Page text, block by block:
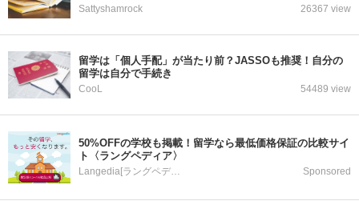
Sattyshamrock 26367 view
留学は「個人手配」が当たり前？JASSOも推奨！自分の
留学は自分で手続き
CooL 54489 view
50%OFFの学校も掲載！留学なら最低価格保証の比較サイ
ト〈ラングペディア〉
Langedia[ラングペディア] Sponsored